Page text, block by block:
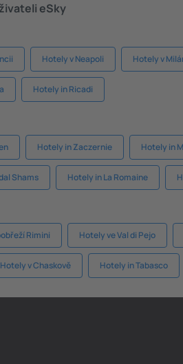
eSky
Hotely v Neapoli Hotely v
Hotely in Ricadi
Hotely in Zaczernie Hotely in
Shams Hotely in La Romaine
Rimini Hotely ve Val di Pejo
Hotely v Chaskově Hotely in Tabasco